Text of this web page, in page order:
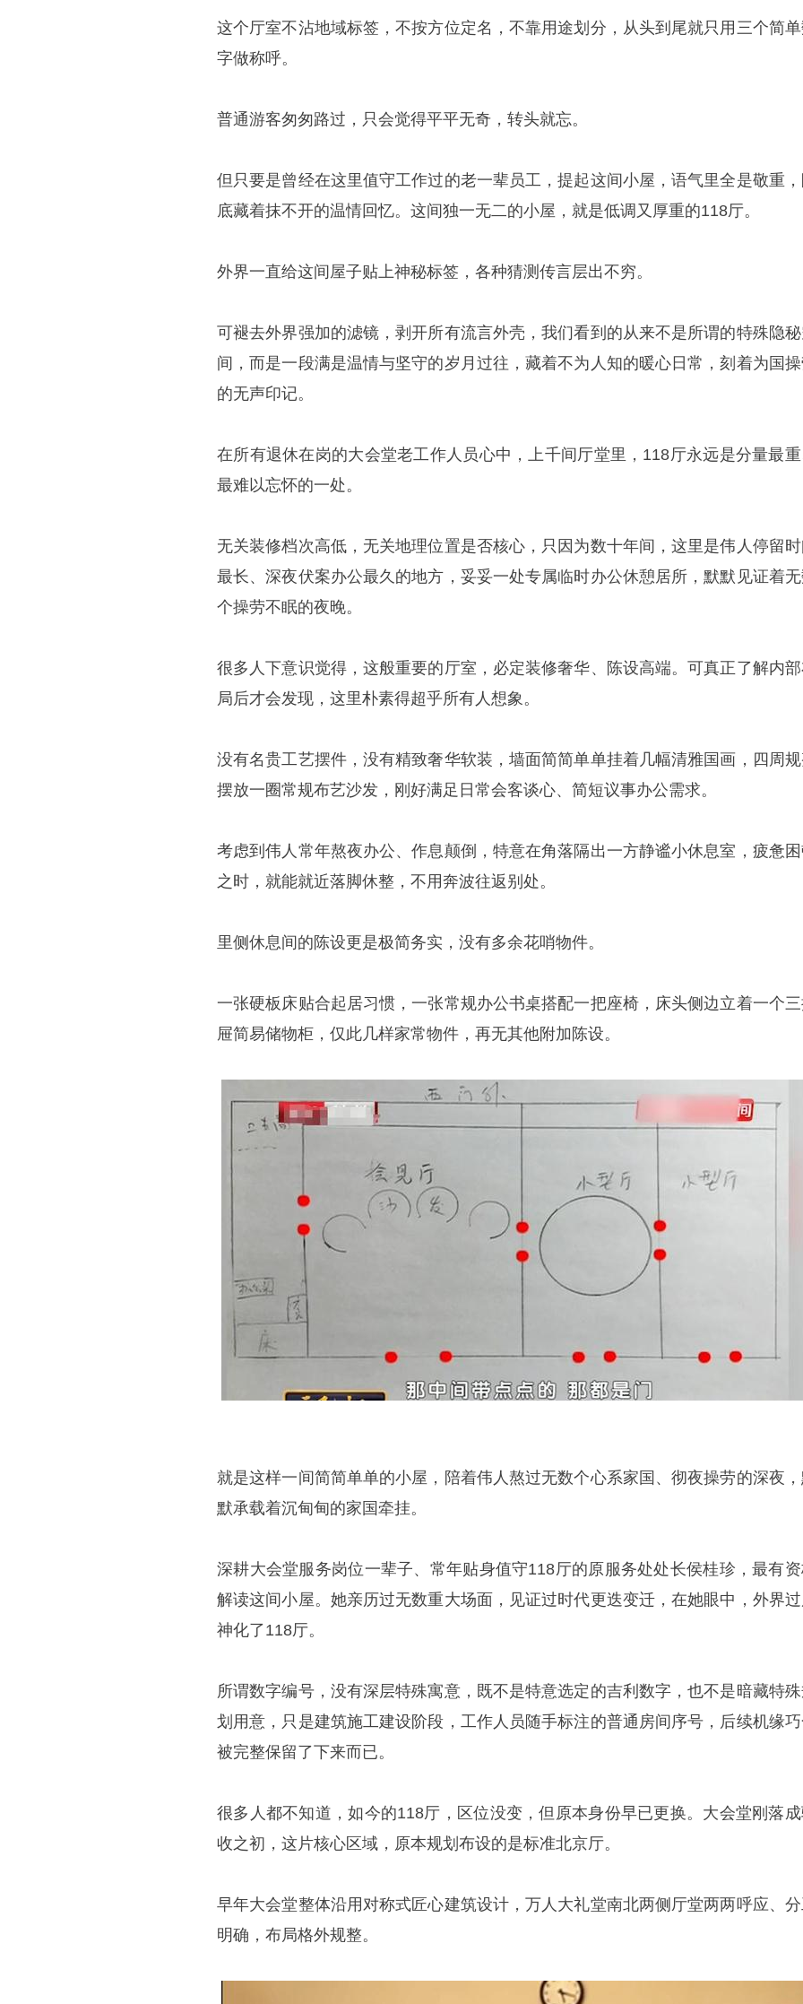
这个厅室不沾地域标签，不按方位定名，不靠用途划分，从头到尾就只用三个简
字做称呼。
普通游客匆匆路过，只会觉得平平无奇，转头就忘。
但只要是曾经在这里值守工作过的老一辈员工，提起这间小屋，语气里全是敬重
底藏着抹不开的温情回忆。这间独一无二的小屋，就是低调又厚重的118厅。
外界一直给这间屋子贴上神秘标签，各种猜测传言层出不穷。
可褪去外界强加的滤镜，剥开所有流言外壳，我们看到的从来不是所谓的特殊隐
间，而是一段满是温情与坚守的岁月过往，藏着不为人知的暖心日常，刻着为国
的无声印记。
在所有退休在岗的大会堂老工作人员心中，上千间厅堂里，118厅永远是分量最
最难以忘怀的一处。
无关装修档次高低，无关地理位置是否核心，只因为数十年间，这里是伟人停留
最长、深夜伏案办公最久的地方，妥妥一处专属临时办公休憩居所，默默见证着
个操劳不眠的夜晚。
很多人下意识觉得，这般重要的厅室，必定装修奢华、陈设高端。可真正了解内
局后才会发现，这里朴素得超乎所有人想象。
没有名贵工艺摆件，没有精致奢华软装，墙面简简单单挂着几幅清雅国画，四周
摆放一圈常规布艺沙发，刚好满足日常会客谈心、简短议事办公需求。
考虑到伟人常年熬夜办公、作息颠倒，特意在角落隔出一方静谧小休息室，疲惫
之时，就能就近落脚休整，不用奔波往返别处。
里侧休息间的陈设更是极简务实，没有多余花哨物件。
一张硬板床贴合起居习惯，一张常规办公书桌搭配一把座椅，床头侧边立着一个
屉简易储物柜，仅此几样家常物件，再无其他附加陈设。
就是这样一间简简单单的小屋，陪着伟人熬过无数个心系家国、彻夜操劳的深夜
默承载着沉甸甸的家国牵挂。
深耕大会堂服务岗位一辈子、常年贴身值守118厅的原服务处处长侯桂珍，最有
解读这间小屋。她亲历过无数重大场面，见证过时代更迭变迁，在她眼中，外界
神化了118厅。
所谓数字编号，没有深层特殊寓意，既不是特意选定的吉利数字，也不是暗藏特
划用意，只是建筑施工建设阶段，工作人员随手标注的普通房间序号，后续机缘
被完整保留了下来而已。
很多人都不知道，如今的118厅，区位没变，但原本身份早已更换。大会堂刚落
收之初，这片核心区域，原本规划布设的是标准北京厅。
早年大会堂整体沿用对称式匠心建筑设计，万人大礼堂南北两侧厅堂两两呼应、
明确，布局格外规整。